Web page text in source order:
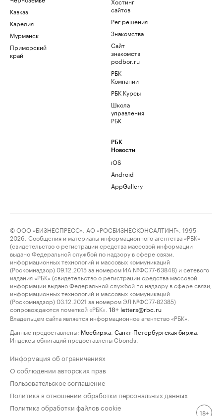
Кавказ
Карелия
Мурманск
Приморский
край
сайтов
Рег.решения
Знакомства
Сайт
знакомств
podbor.ru
РБК
Компании
РБК Курсы
Школа
управления
РБК
РБК
Новости
iOS
Android
AppGallery
© ООО «БИЗНЕСПРЕСС», АО «РОСБИЗНЕСКОНСАЛТИНГ», 1995–
2026. Сообщения и материалы информационного агентства «РБК»
(свидетельство о регистрации средства массовой информации
выдано Федеральной службой по надзору в сфере связи,
информационных технологий и массовых коммуникаций
(Роскомнадзор) 09.12.2015 за номером ИА №ФС77-63848) и сетевого
издания «РБК» (свидетельство о регистрации средства массовой
информации выдано Федеральной службой по надзору в сфере связи,
информационных технологий и массовых коммуникаций
(Роскомнадзор) 03.12.2021 за номером ЭЛ №ФС77-82385)
сопровождаются пометкой «РБК».
18+ letters@rbc.ru
Владельцем сайта является информационное агентство «РБК».
Данные предоставлены: Мосбиржа Санкт-Петербургская биржа
Индексы облигаций предоставлены Cbonds.
Информация об ограничениях
О соблюдении авторских прав
Пользовательское соглашение
Политика в отношении обработки персональных данных
Политика обработки файлов cookie
18+